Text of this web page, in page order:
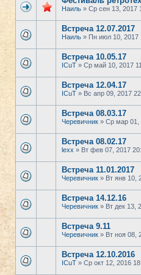
Наиль » Ср сен 13, 2017
Встреча 12.07.2017
Наиль » Пн июл 10, 2017
Встреча 10.05.17
ICuT » Ср май 10, 2017
Встреча 12.04.17
ICuT » Вс апр 09, 2017
Встреча 08.03.17
Черевичник » Ср мар 01,
Встреча 08.02.17
lexx » Вт фев 07, 2017
Встреча 11.01.2017
Черевичник » Вт янв 10,
Встреча 14.12.16
Черевичник » Вт дек 13,
Встреча 9.11
Черевичник » Вт ноя 08,
Встреча 12.10.2016
ICuT » Ср окт 12, 2016